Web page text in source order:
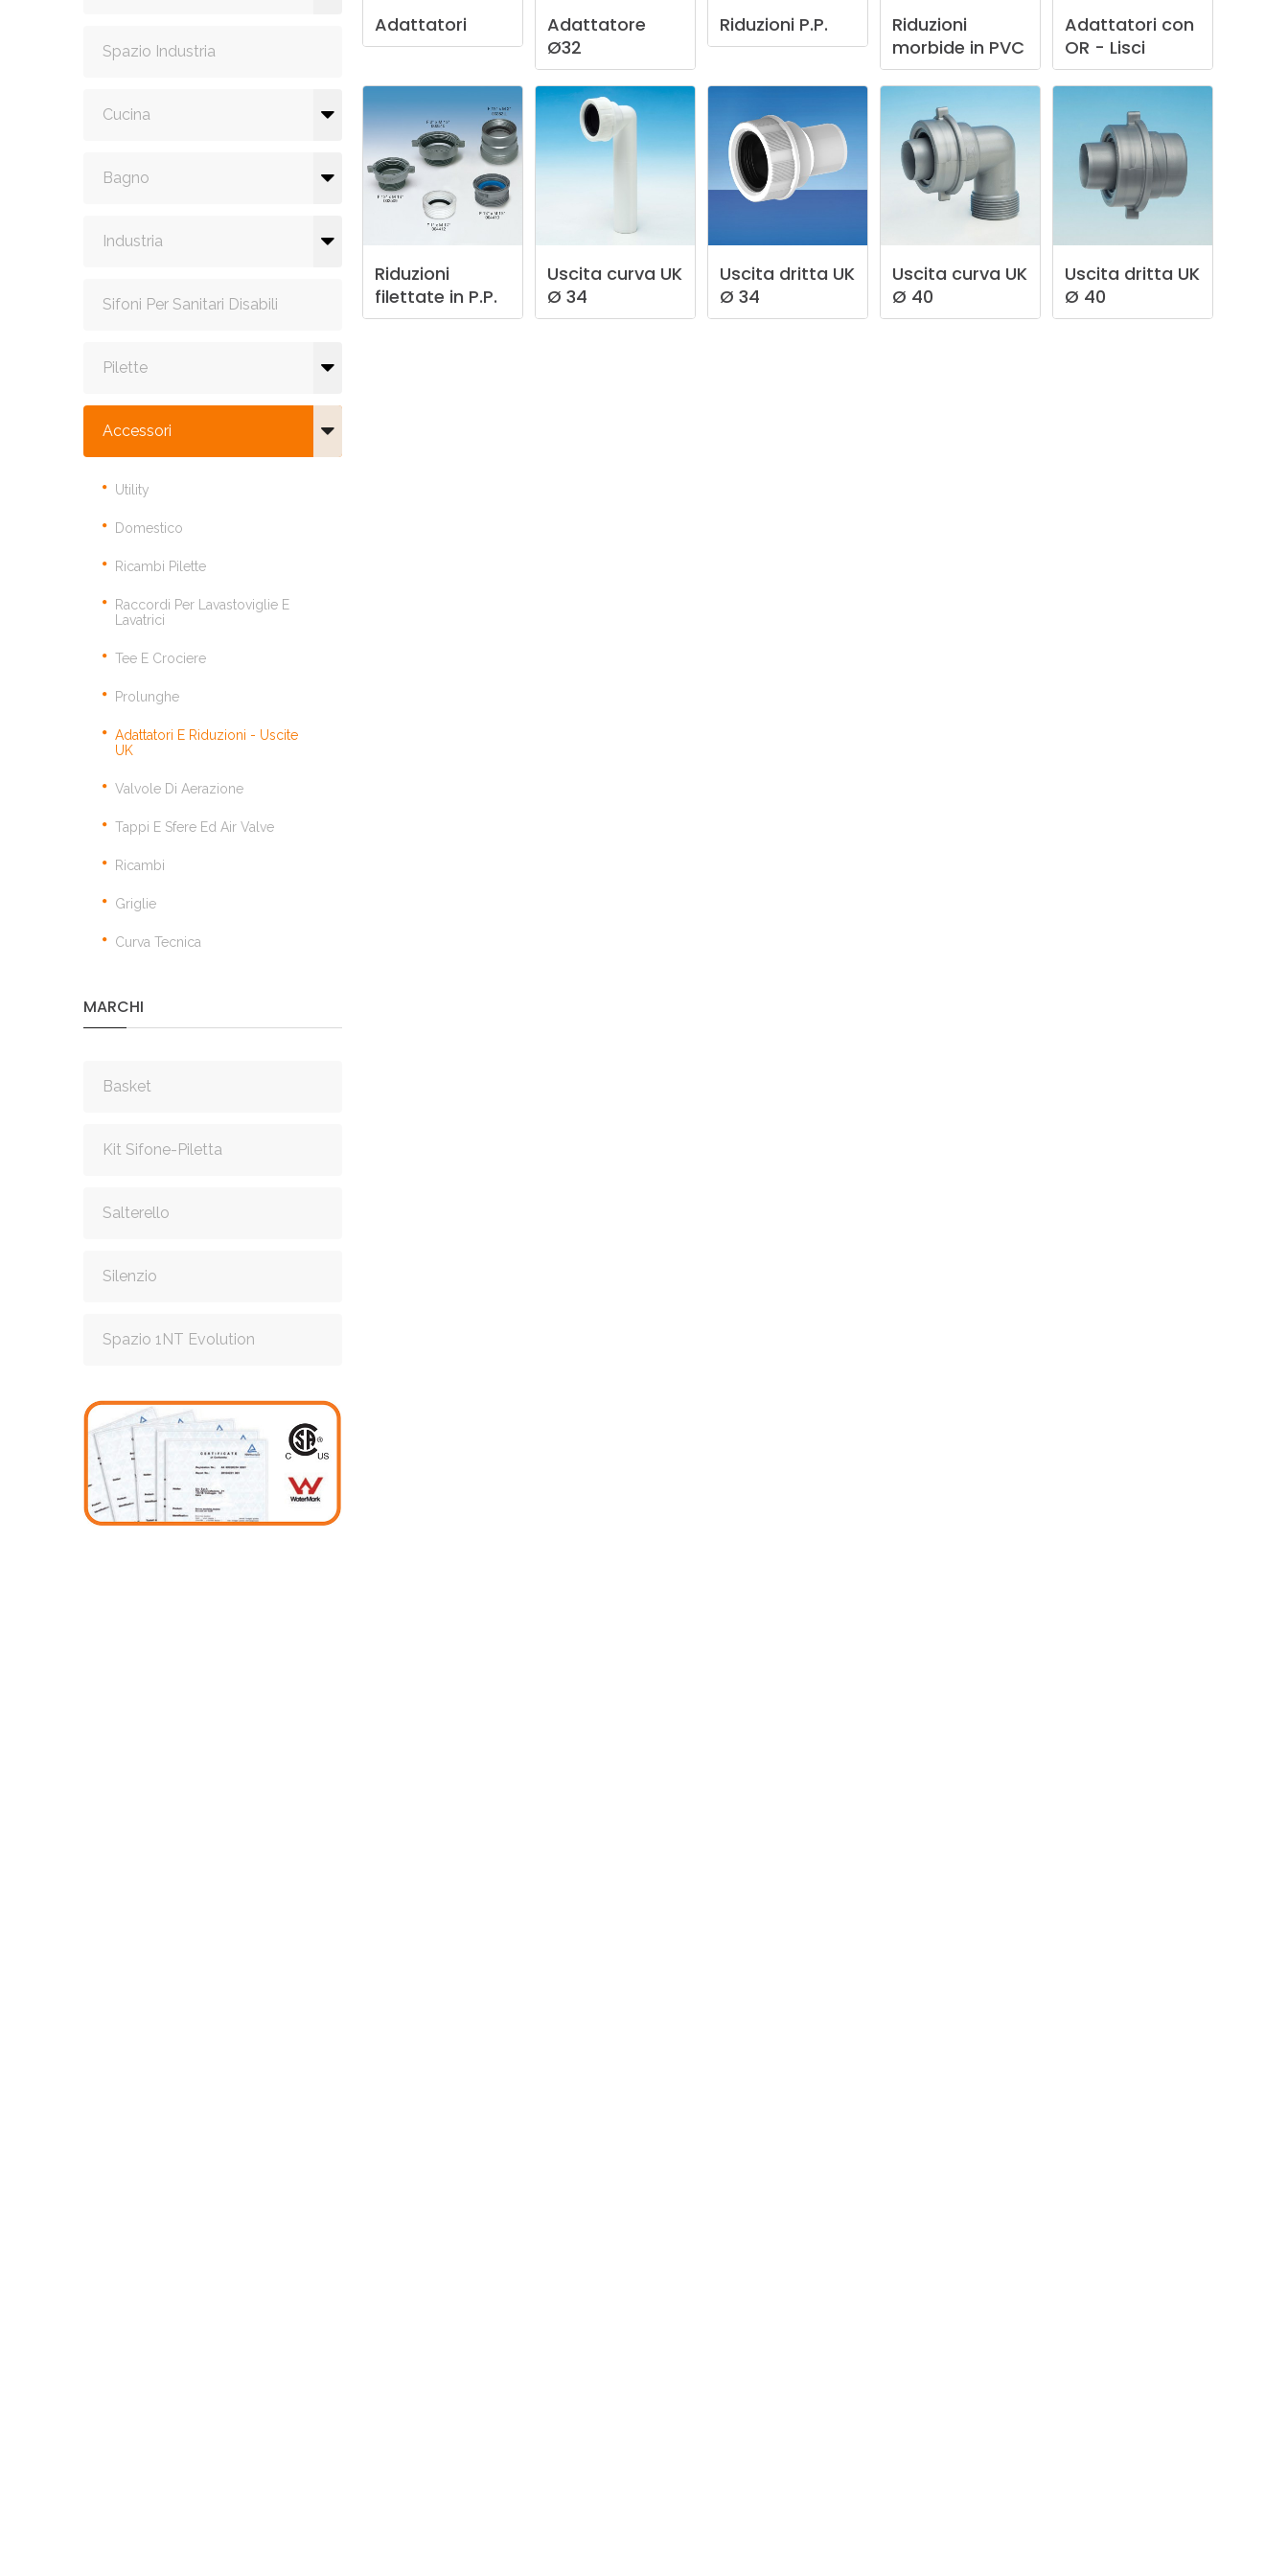
Spazio Industria
Cucina
Bagno
Industria
Sifoni Per Sanitari Disabili
Pilette
Accessori
Utility
Domestico
Ricambi Pilette
Raccordi Per Lavastoviglie E
Lavatrici
Tee E Crociere
Prolunghe
Adattatori E Riduzioni - Uscite
UK
Valvole Di Aerazione
Tappi E Sfere Ed Air Valve
Ricambi
Griglie
Curva Tecnica
MARCHI
Basket
Kit Sifone-Piletta
Salterello
Silenzio
Spazio 1NT Evolution
Adattatori
Adattatore
Ø32
Riduzioni P.P.
Riduzioni
morbide in PVC
Adattatori con
OR - Lisci
Riduzioni
filettate in P.P.
Uscita curva UK
Ø 34
Uscita dritta UK
Ø 34
Uscita curva UK
Ø 40
Uscita dritta UK
Ø 40